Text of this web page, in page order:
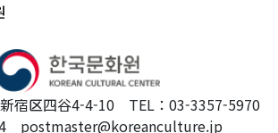
新宿区四谷4-4-10 TEL：03-3357-5970
postmaster@koreanculture.jp